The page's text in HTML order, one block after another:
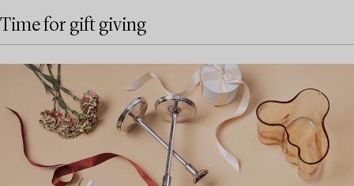
Time for gift giving